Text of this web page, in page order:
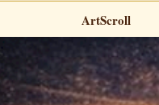
ArtScroll